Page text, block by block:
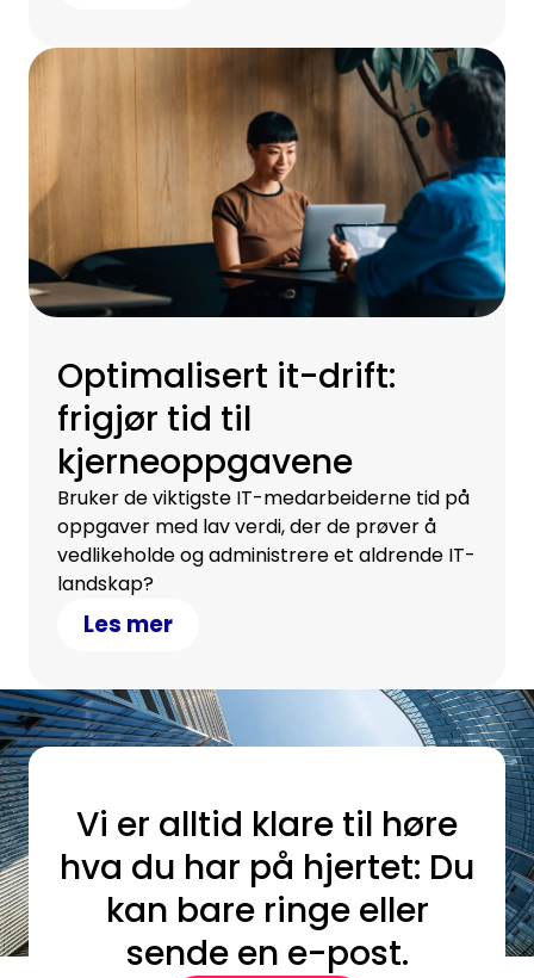
Optimalisert it-drift:
frigjør tid til
kjerneoppgavene
Bruker de viktigste IT-medarbeiderne tid på
oppgaver med lav verdi, der de prøver å
vedlikeholde og administrere et aldrende IT-
landskap?
Les mer
Vi er alltid klare til høre
hva du har på hjertet: Du
kan bare ringe eller
sende en e-post.